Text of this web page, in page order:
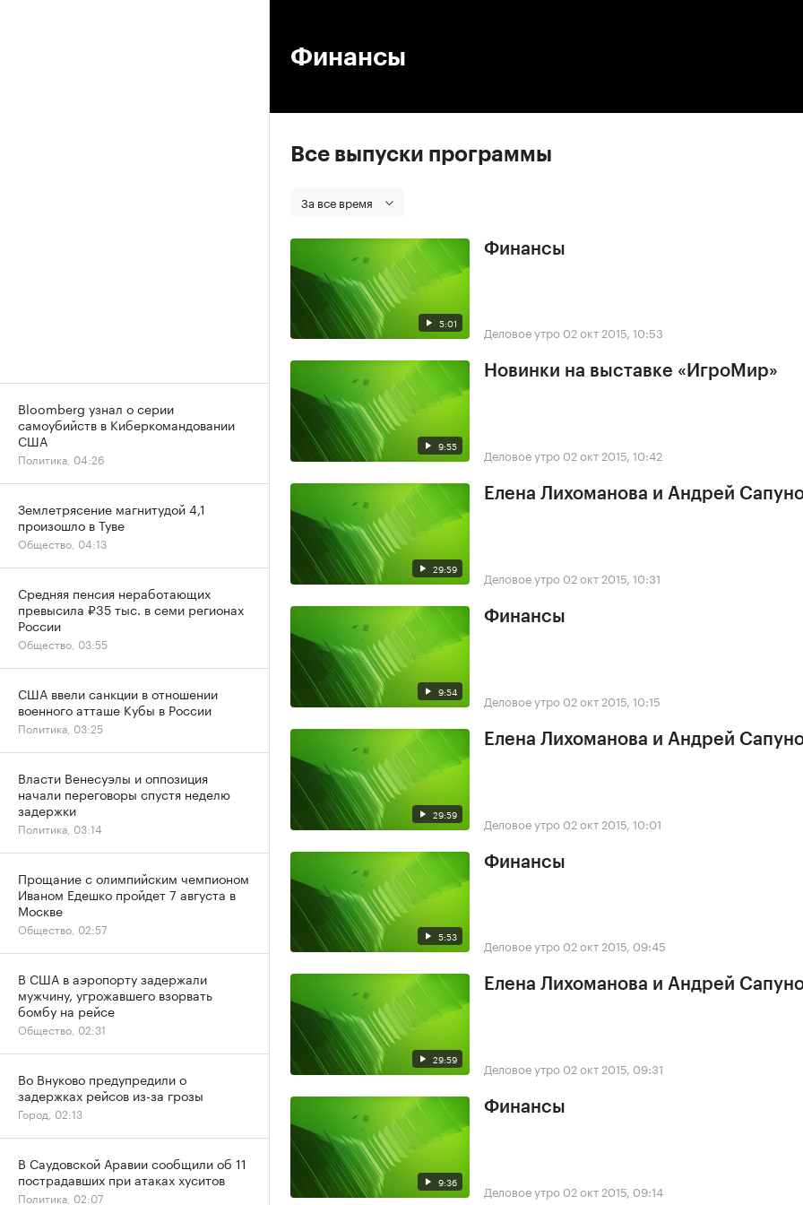
Финансы
Все выпуски программы
За все время
5:01
Финансы
Деловое утро 02 окт 2015, 10:53
9:55
Новинки на выставке «ИгроМир»
Деловое утро 02 окт 2015, 10:42
29:59
Елена Лихоманова и Андрей
Деловое утро 02 окт 2015, 10:31
9:54
Финансы
Деловое утро 02 окт 2015, 10:15
29:59
Елена Лихоманова и Андрей
Деловое утро 02 окт 2015, 10:01
5:53
Финансы
Деловое утро 02 окт 2015, 09:45
29:59
Елена Лихоманова и Андрей
Деловое утро 02 окт 2015, 09:31
9:36
Финансы
Деловое утро 02 окт 2015, 09:14
Bloomberg узнал о серии
самоубийств в Киберкомандовании
США
Политика, 04:26
Землетрясение магнитудой 4,1
произошло в Туве
Общество, 04:13
Средняя пенсия неработающих
превысила ₽35 тыс. в семи регионах
России
Общество, 03:55
США ввели санкции в отношении
военного атташе Кубы в России
Политика, 03:25
Власти Венесуэлы и оппозиция
начали переговоры спустя неделю
задержки
Политика, 03:14
Прощание с олимпийским чемпионом
Иваном Едешко пройдет 7 августа в
Москве
Общество, 02:57
В США в аэропорту задержали
мужчину, угрожавшего взорвать
бомбу на рейсе
Общество, 02:31
Во Внуково предупредили о
задержках рейсов из-за грозы
Город, 02:13
В Саудовской Аравии сообщили об 11
пострадавших при атаках хуситов
Политика, 02:07